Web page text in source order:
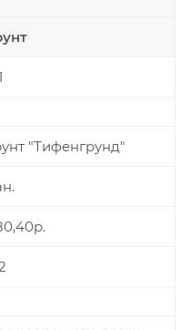
"Тифенгрунд"